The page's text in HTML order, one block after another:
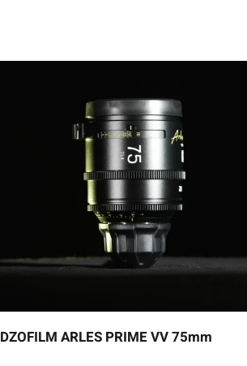
DZOFILM ARLES PRIME VV 75mm